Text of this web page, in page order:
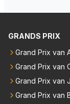
em meer
ebouwd
uden dan dat hij
zijn talenten
eft daar enorm
GRANDS PRIX
Grand Prix van
Grand Prix van
Grand Prix van
Grand Prix van